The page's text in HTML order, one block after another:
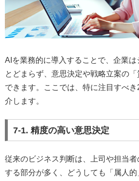
AIを業務的に導入することで、企業は
とどまらず、意思決定や戦略立案の
できます。ここでは、特に注目すべ
介します。
7-1. 精度の高い意思決定
従来のビジネス判断は、上司や担当
する部分が多く、どうしても「属人